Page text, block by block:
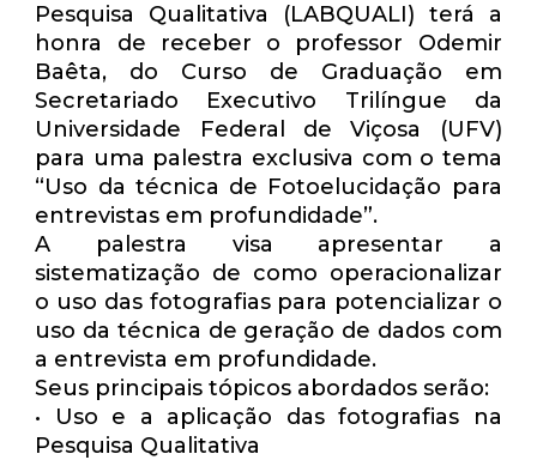
Pesquisa Qualitativa (LABQUALI) terá a
honra de receber o professor Odemir
Baêta, do Curso de Graduação em
Secretariado Executivo Trilíngue da
Universidade Federal de Viçosa (UFV)
para uma palestra exclusiva com o tema
“Uso da técnica de Fotoelucidação para
entrevistas em profundidade”.
A palestra visa apresentar a
sistematização de como operacionalizar
o uso das fotografias para potencializar o
uso da técnica de geração de dados com
a entrevista em profundidade.
Seus principais tópicos abordados serão:
• Uso e a aplicação das fotografias na
Pesquisa Qualitativa